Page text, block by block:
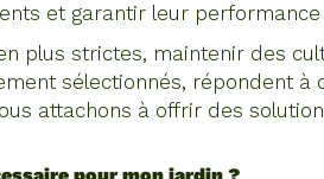
et garantir leur
plus strictes, maintenir des
sélectionnés, répondent à
attachons à offrir des